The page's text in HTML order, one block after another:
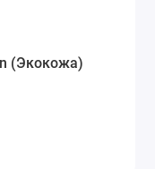
(Экокожа)